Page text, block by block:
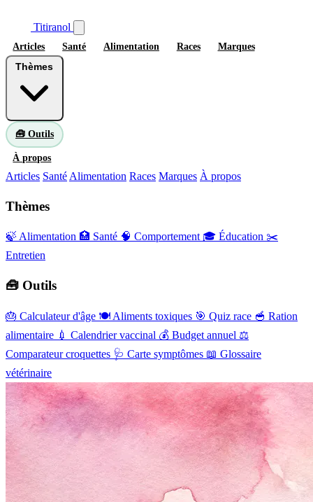
Titiranol
Articles Santé Alimentation Races Marques
🧰 Outils
À propos
Articles Santé Alimentation Races Marques À propos
Thèmes
🍃 Alimentation 🏥 Santé 🧠 Comportement 🎓 Éducation ✂️
Entretien
🧰 Outils
🎂 Calculateur d'âge 🍽️ Aliments toxiques 🎯 Quiz race 🥣 Ration
alimentaire 💉 Calendrier vaccinal 💰 Budget annuel ⚖️
Comparateur croquettes 🩺 Carte symptômes 📖 Glossaire
vétérinaire